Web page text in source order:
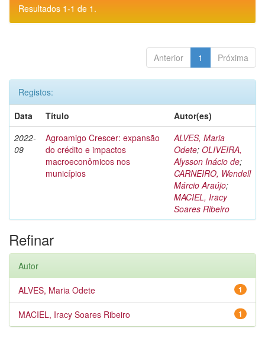
Resultados 1-1 de 1.
Anterior 1 Próxima
Registos:
Data
Título
Autor(es)
2022-
09
Agroamigo Crescer: expansão
do crédito e impactos
macroeconômicos nos
municípios
ALVES, Maria
Odete; OLIVEIRA,
Alysson Inácio de;
CARNEIRO, Wendell
Márcio Araújo;
MACIEL, Iracy
Soares Ribeiro
Refinar
Autor
1
ALVES, Maria Odete
1
MACIEL, Iracy Soares Ribeiro